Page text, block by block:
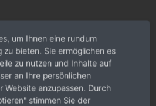
um Ihnen eine rundum
zu bieten. Sie ermöglichen es
zu nutzen und Inhalte auf
an Ihre persönlichen
Website anzupassen. Durch
stimmen Sie der